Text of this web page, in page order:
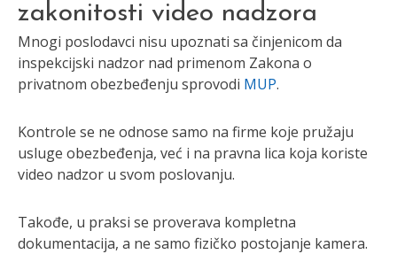
zakonitosti video nadzora
Mnogi poslodavci nisu upoznati sa činjenicom da
inspekcijski nadzor nad primenom Zakona o
privatnom obezbeđenju sprovodi MUP.
Kontrole se ne odnose samo na firme koje pružaju
usluge obezbeđenja, već i na pravna lica koja koriste
video nadzor u svom poslovanju.
Takođe, u praksi se proverava kompletna
dokumentacija, a ne samo fizičko postojanje kamera.